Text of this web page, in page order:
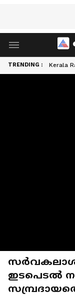
TRENDING : Kerala
ഇടപെടൽ